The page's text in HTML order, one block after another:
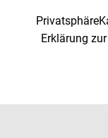
Privatsphäre
Erklärung